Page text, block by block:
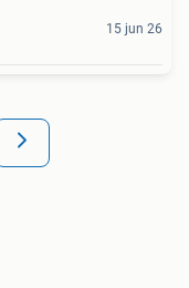
15 jun 26